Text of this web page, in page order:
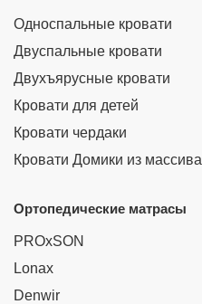
Односпальные кровати
Двуспальные кровати
Двухъярусные кровати
Кровати для детей
Кровати чердаки
Кровати Домики из массива
Ортопедические матрасы
PROxSON
Lonax
Denwir